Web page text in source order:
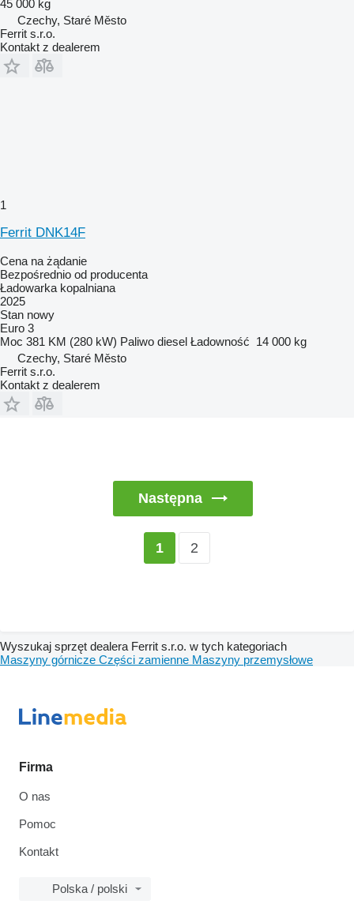
45 000 kg
Czechy, Staré Město
Ferrit s.r.o.
Kontakt z dealerem
1
Ferrit DNK14F
Cena na żądanie
Bezpośrednio od producenta
Ładowarka kopalniana
2025
Stan nowy
Euro 3
Moc 381 KM (280 kW) Paliwo diesel Ładowność 14 000 kg
Czechy, Staré Město
Ferrit s.r.o.
Kontakt z dealerem
Następna
1 2
Wyszukaj sprzęt dealera Ferrit s.r.o. w tych kategoriach
Maszyny górnicze Części zamienne Maszyny przemysłowe
Firma
O nas
Pomoc
Kontakt
Polska / polski